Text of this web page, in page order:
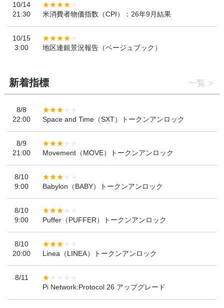
10/14
21:30
米消費者物価指数（CPI）：26年9月結果
10/15
3:00
地区連銀景況報告（ベージュブック）
新着指標 一覧
8/8
22:00
Space and Time（SXT）トークンアンロック
8/9
21:00
Movement（MOVE）トークンアンロック
8/10
9:00
Babylon（BABY）トークンアンロック
8/10
9:00
Puffer（PUFFER）トークンアンロック
8/10
20:00
Linea（LINEA）トークンアンロック
8/11
Pi Network:Protocol 26 アップグレード